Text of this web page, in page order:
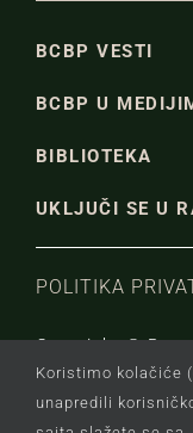
BCBP VESTI
BCBP U
BIBLIOTEKA
UKLJUČI SE U
POLITIKA
Copyright ©
Koristimo kolačiće
unapredili